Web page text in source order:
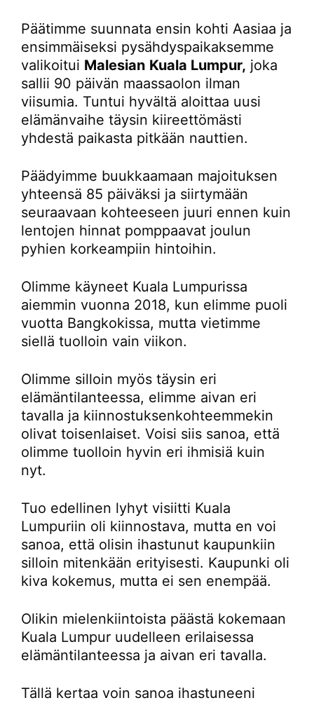
Päätimme suunnata ensin kohti Aasiaa ja
ensimmäiseksi pysähdyspaikaksemme
valikoitui Malesian Kuala Lumpur, joka
sallii 90 päivän maassaolon ilman
viisumia. Tuntui hyvältä aloittaa uusi
elämänvaihe täysin kiireettömästi
yhdestä paikasta pitkään nauttien.
Päädyimme buukkaamaan majoituksen
yhteensä 85 päiväksi ja siirtymään
seuraavaan kohteeseen juuri ennen kuin
lentojen hinnat pomppaavat joulun
pyhien korkeampiin hintoihin.
Olimme käyneet Kuala Lumpurissa
aiemmin vuonna 2018, kun elimme puoli
vuotta Bangkokissa, mutta vietimme
siellä tuolloin vain viikon.
Olimme silloin myös täysin eri
elämäntilanteessa, elimme aivan eri
tavalla ja kiinnostuksenkohteemmekin
olivat toisenlaiset. Voisi siis sanoa, että
olimme tuolloin hyvin eri ihmisiä kuin
nyt.
Tuo edellinen lyhyt visiitti Kuala
Lumpuriin oli kiinnostava, mutta en voi
sanoa, että olisin ihastunut kaupunkiin
silloin mitenkään erityisesti. Kaupunki oli
kiva kokemus, mutta ei sen enempää.
Olikin mielenkiintoista päästä kokemaan
Kuala Lumpur uudelleen erilaisessa
elämäntilanteessa ja aivan eri tavalla.
Tällä kertaa voin sanoa ihastuneeni